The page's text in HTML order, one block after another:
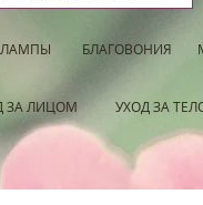
БЛАГОВОНИЯ
ЗА ЛИЦОМ УХОД ЗА